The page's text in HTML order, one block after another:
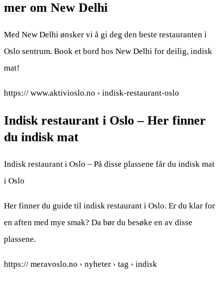
mer om New Delhi
Med New Delhi ønsker vi å gi deg den beste restauranten i
Oslo sentrum. Book et bord hos New Delhi for deilig, indisk
mat!
https:// www.aktivioslo.no › indisk-restaurant-oslo
Indisk restaurant i Oslo – Her finner
du indisk mat
Indisk restaurant i Oslo – På disse plassene får du indisk mat
i Oslo
Her finner du guide til indisk restaurant i Oslo. Er du klar for
en aften med mye smak? Da bør du besøke en av disse
plassene.
https:// meravoslo.no › nyheter › tag › indisk